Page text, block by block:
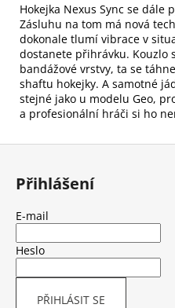
Hokejka Nexus Sync se dále
Zásluhu na tom má nová
dokonale tlumí vibrace v
dostanete přihrávku. Kouzlo
bandážové vrstvy, ta se
shaftu hokejky. A samotné
stejné jako u modelu Geo,
a profesionální hráči si ho
Z
Přihlášení
E-mail
Heslo
PŘIHLÁSIT SE